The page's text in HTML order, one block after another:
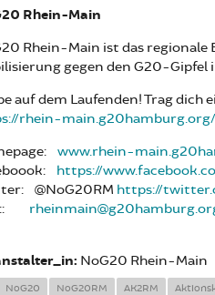
Rhein-Main
Rhein-Main ist das regionale
gegen den G20-Gipfel
auf dem Laufenden! Trag dich
rhein-
www.rhein-
https://
@NoG20RM https://
NoG20 Rhein-Main
NoG20 NoG20RM AK2RM